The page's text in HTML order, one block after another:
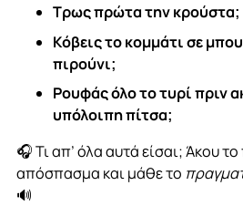
Τρως πρώτα την κρούστα;
Κόβεις το κομμάτι σε
πιρούνι;
Ρουφάς όλο το τυρί πριν
υπόλοιπη πίτσα;
🎧 Τι απ’ όλα αυτά είσαι; Άκου
απόσπασμα και μάθε το
🔊